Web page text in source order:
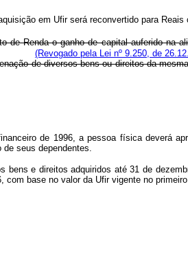
em Ufir será reconvertido para
de Renda o ganho de capital auferido na
(Revogado pela Lei nº 9.250, de
de diversos bens ou direitos da
de 1996, a pessoa física deverá
seus dependentes.
bens e direitos adquiridos até 31 de
com base no valor da Ufir vigente no